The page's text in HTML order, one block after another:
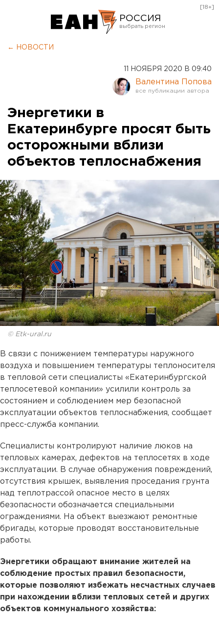
РОССИЯ
Курган
Оренбург
[18+]
← НОВОСТИ
11 НОЯБРЯ 2020 В 09:40
Валентина Попова
Энергетики в
Екатеринбурге просят быть
осторожными вблизи
объектов теплоснабжения
© Etk-ural.ru
В связи с понижением температуры наружного
воздуха и повышением температуры теплоносителя
в тепловой сети специалисты «Екатеринбургской
теплосетевой компании» усилили контроль за
состоянием и соблюдением мер безопасной
эксплуатации объектов теплоснабжения, сообщает
пресс-служба компании.
Специалисты контролируют наличие люков на
тепловых камерах, дефектов на теплосетях в ходе
эксплуатации. В случае обнаружения повреждений,
отсутствия крышек, выявления проседания грунта
над теплотрассой опасное место в целях
безопасности обозначается специальными
ограждениями. На объект выезжают ремонтные
бригады, которые проводят восстановительные
работы.
Энергетики обращают внимание жителей на
соблюдение простых правил безопасности,
которые позволяют избежать несчастных случаев
при нахождении вблизи тепловых сетей и других
объектов коммунального хозяйства: